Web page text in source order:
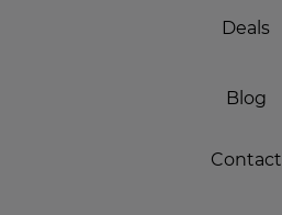
Deals
Blog
Contact